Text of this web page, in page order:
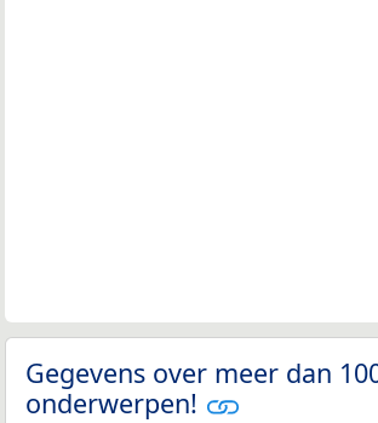
Gegevens over meer dan
onderwerpen!